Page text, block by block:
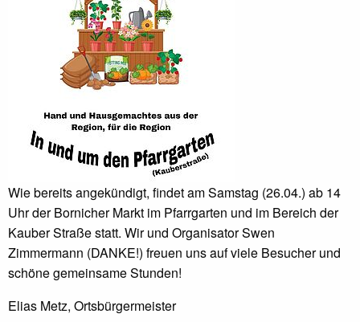
Wie bereits angekündigt, findet am Samstag (26.04.) ab 14
Uhr der Bornicher Markt im Pfarrgarten und im Bereich der
Kauber Straße statt. Wir und Organisator Swen
Zimmermann (DANKE!) freuen uns auf viele Besucher und
schöne gemeinsame Stunden!
Elias Metz, Ortsbürgermeister